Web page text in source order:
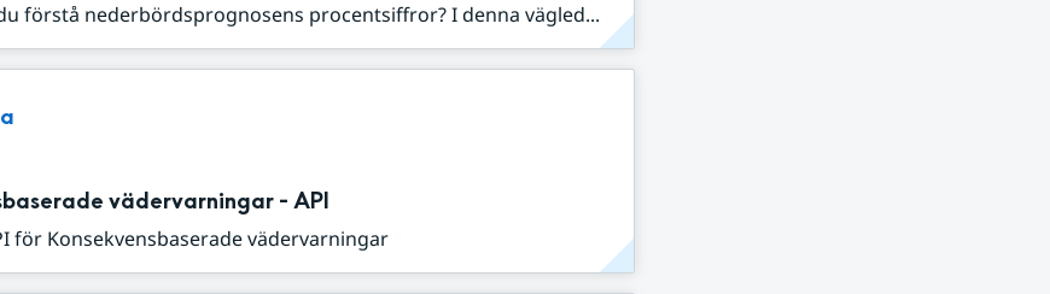
förstå nederbördsprognosens procentsiffror? I denna vägled...
vädervarningar - API
för Konsekvensbaserade vädervarningar